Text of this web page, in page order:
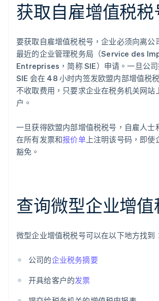
获取自雇增值税税
要获取自雇增值税税号，企业必须向离公
最近的企业管理税务局（Service des
Entreprises，简称 SIE）申请。一旦公
SIE 会在 48 小时内签发欧盟内部增值税
不收取费用，只要求企业在税务机关网站
户。
一旦获得欧盟内部增值税税号，自雇人士
在所有发票和报价单上注明该号码，即使
豁免。
查询微型企业增值
微型企业增值税税号可以在以下地方找到
公司的企业税务摘要
开具给客户的发票